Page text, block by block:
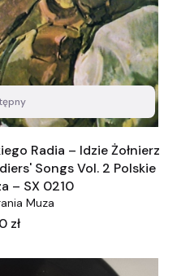
Radia – Idzie Żołnierz
Songs Vol. 2 Polskie
– SX 0210
Muza
zł